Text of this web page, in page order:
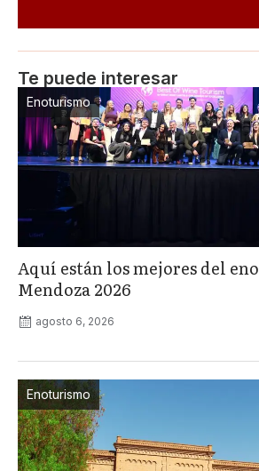
Te puede interesar
Enoturismo
Aquí están los mejores del
Mendoza 2026
agosto 6, 2026
Enoturismo